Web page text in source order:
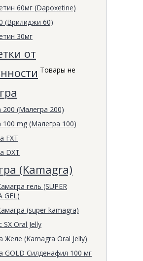
60мг (Dapoxetine)
(Врилиджи 60)
30мг
от
Товары не
200 (Малегра 200)
100 mg (Малегра 100)
FXT
DXT
(Kamagra)
гель (SUPER
GEL)
(super kamagra)
SX Oral Jelly
Желе (Kamagra Oral Jelly)
GOLD Силденафил 100 мг